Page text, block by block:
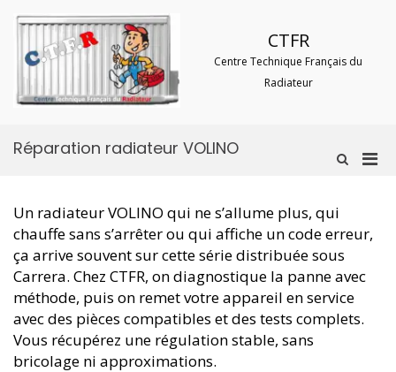
CTFR
Centre Technique Français du
Radiateur
Afficher
de
recherche
Réparation radiateur VOLINO
Un radiateur VOLINO qui ne s’allume plus, qui
chauffe sans s’arrêter ou qui affiche un code erreur,
ça arrive souvent sur cette série distribuée sous
Carrera. Chez CTFR, on diagnostique la panne avec
méthode, puis on remet votre appareil en service
avec des pièces compatibles et des tests complets.
Vous récupérez une régulation stable, sans
bricolage ni approximations.